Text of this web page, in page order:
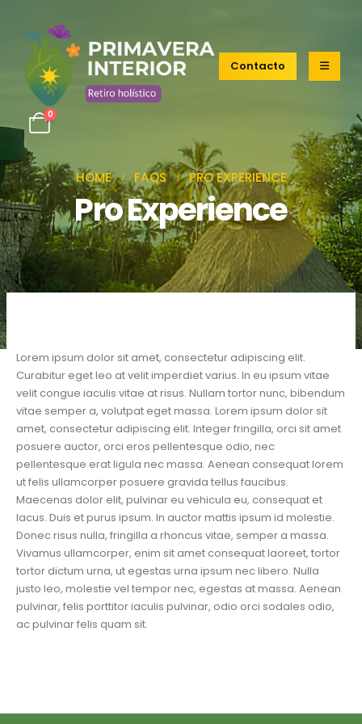
Contacto
0
HOME FAQS PRO EXPERIENCE
Pro Experience
Lorem ipsum dolor sit amet, consectetur adipiscing elit.
Curabitur eget leo at velit imperdiet varius. In eu ipsum vitae
velit congue iaculis vitae at risus. Nullam tortor nunc, bibendum
vitae semper a, volutpat eget massa. Lorem ipsum dolor sit
amet, consectetur adipiscing elit. Integer fringilla, orci sit amet
posuere auctor, orci eros pellentesque odio, nec
pellentesque erat ligula nec massa. Aenean consequat lorem
ut felis ullamcorper posuere gravida tellus faucibus.
Maecenas dolor elit, pulvinar eu vehicula eu, consequat et
lacus. Duis et purus ipsum. In auctor mattis ipsum id molestie.
Donec risus nulla, fringilla a rhoncus vitae, semper a massa.
Vivamus ullamcorper, enim sit amet consequat laoreet, tortor
tortor dictum urna, ut egestas urna ipsum nec libero. Nulla
justo leo, molestie vel tempor nec, egestas at massa. Aenean
pulvinar, felis porttitor iaculis pulvinar, odio orci sodales odio,
ac pulvinar felis quam sit.